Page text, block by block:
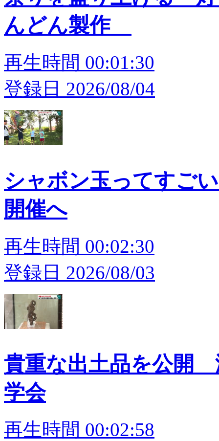
んどん製作
再生時間 00:01:30
登録日 2026/08/04
シャボン玉ってすご
開催へ
再生時間 00:02:30
登録日 2026/08/03
貴重な出土品を公開
学会
再生時間 00:02:58